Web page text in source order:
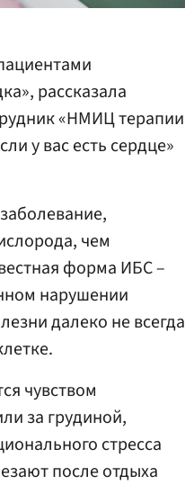
рассказала
«НМИЦ терапии
у вас есть сердце»
чем
форма ИБС –
нарушении
далеко не всегда
чувством
за грудиной,
стресса
после отдыха